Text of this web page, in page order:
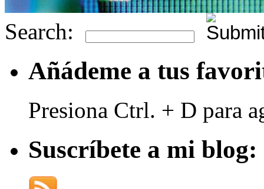
Search:
Añádeme a tus
Presiona Ctrl. + D para
Suscríbete a mi blog: